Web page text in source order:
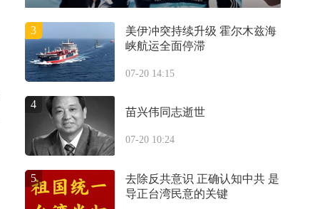
3
美伊冲突持续升级 霍尔木兹海
峡航运全面停滞
07-20 14:15
4
苗兴伟同志逝世
07-20 10:24
5
去除反共意识 正确认知中共 是
导正台湾民意的关键